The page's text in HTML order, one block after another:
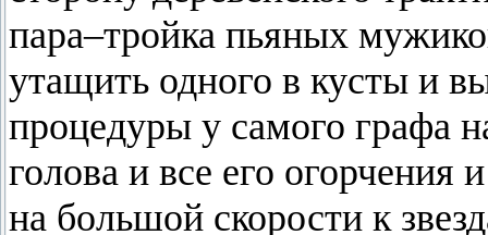
пара–тройка пьяных
утащить одного в кусты и
процедуры у самого графа
голова и все его огорчения
на большой скорости к